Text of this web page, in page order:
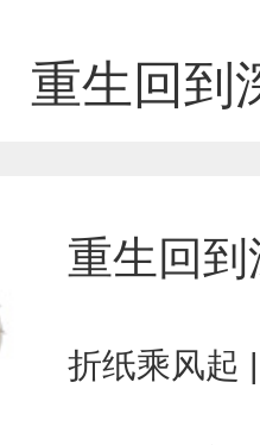
重生回到
重生回
折纸乘风起